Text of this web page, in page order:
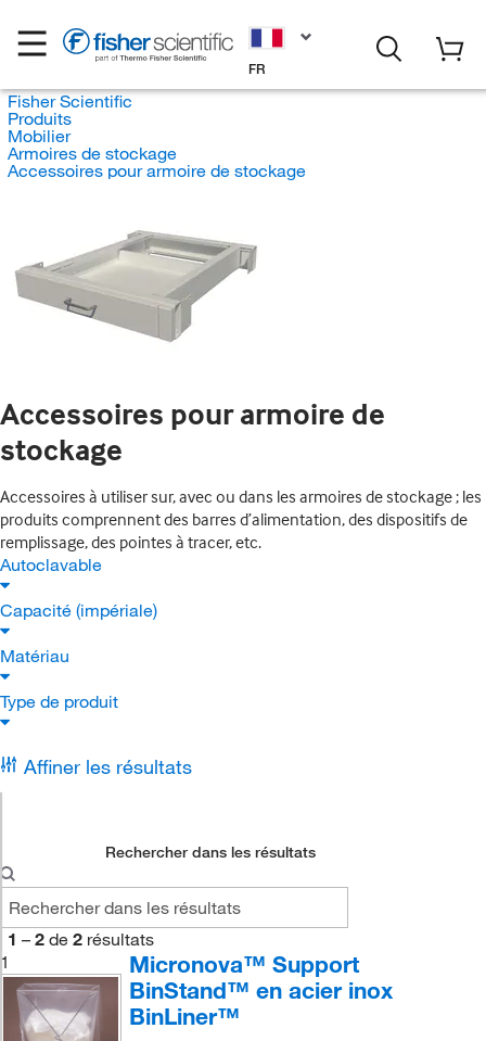
FR
Fisher Scientific
Produits
Mobilier
Armoires de stockage
Accessoires pour armoire de stockage
Accessoires pour armoire de
stockage
Accessoires à utiliser sur, avec ou dans les armoires de stockage ; les
produits comprennent des barres d’alimentation, des dispositifs de
remplissage, des pointes à tracer, etc.
Autoclavable
Capacité (impériale)
Matériau
Type de produit
Affiner les résultats
Rechercher dans les résultats
1 – 2 de 2 résultats
1
Micronova™ Support
BinStand™ en acier inox
BinLiner™